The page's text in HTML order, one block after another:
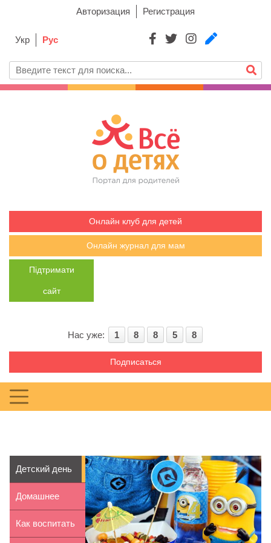
Авторизация Регистрация
Укр Рус
Онлайн клуб для детей
Онлайн журнал для мам
Підтримати
сайт
Нас уже: 1 8 8 5 8
Подписаться
Детский день
рождения в
стиле м...
Домашнее
рафаэлло –
Как воспитать